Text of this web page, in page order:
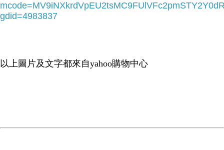
全日乳霜除可做為滋潤晚霜使用，更可用於日間保濕及妝
gdid=4983837
以上圖片及文字都來自yahoo購物中心